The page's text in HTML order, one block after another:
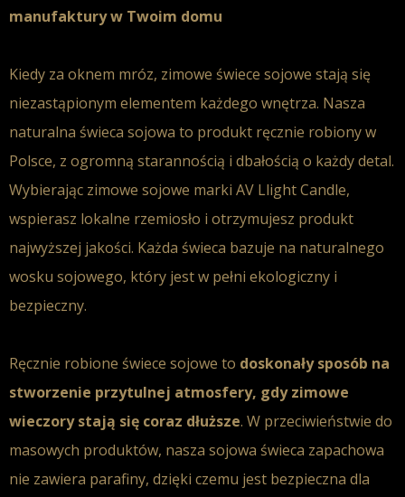
manufaktury w Twoim domu
Kiedy za oknem mróz, zimowe świece sojowe stają się
niezastąpionym elementem każdego wnętrza. Nasza
naturalna świeca sojowa to produkt ręcznie robionyw
Polsce, z ogromną starannością i dbałością o każdy detal.
Wybierając zimowe sojowe marki AV Llight Candle,
wspierasz lokalne rzemiosło i otrzymujesz produkt
najwyższej jakości. Każda świeca bazuje na naturalnego
wosku sojowego, który jest w pełni ekologiczny i
bezpieczny.
Ręcznie robione świece sojowe to doskonały sposób na
stworzenie przytulnej atmosfery, gdyzimowe
wieczorystają się coraz dłuższe. W przeciwieństwie do
masowych produktów, nasza sojowa świeca zapachowa
nie zawiera parafiny, dzięki czemu jest bezpieczna dla